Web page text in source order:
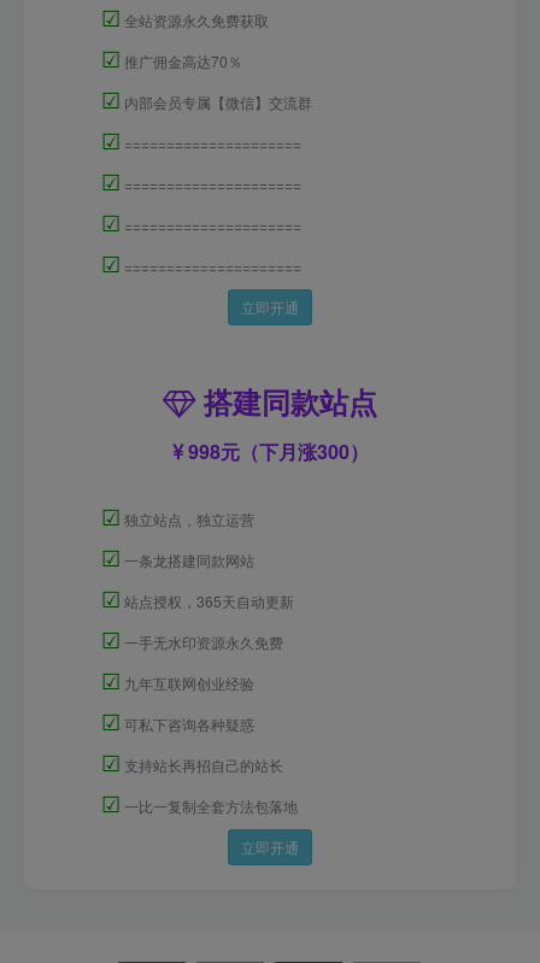
☑ 全站资源永久免费获取
☑ 推广佣金高达70％
☑ 内部会员专属【微信】交流群
☑ =====================
☑ =====================
☑ =====================
☑ =====================
立即开通
搭建同款站点
998元（下月涨300）
☑ 独立站点，独立运营
☑ 一条龙搭建同款网站
☑ 站点授权，365天自动更新
☑ 一手无水印资源永久免费
☑ 九年互联网创业经验
☑ 可私下咨询各种疑惑
☑ 支持站长再招自己的站长
☑ 一比一复制全套方法包落地
立即开通